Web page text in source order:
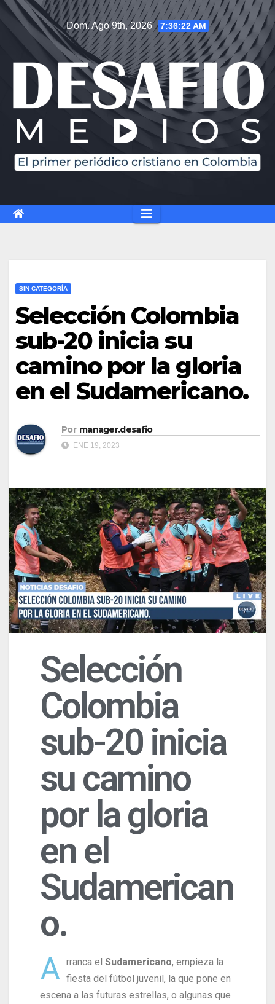
Dom. Ago 9th, 2026 7:36:23 AM
SIN CATEGORÍA
Selección Colombia
sub-20 inicia su
camino por la gloria
en el Sudamericano.
Por manager.desafio
ENE 19, 2023
Selección
Colombia
sub-20 inicia
su camino
por la gloria
en el
Sudamerican
o.
A rranca el Sudamericano, empieza la
fiesta del fútbol juvenil, la que pone en
escena a las futuras estrellas, o algunas que